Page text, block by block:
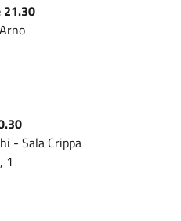
21.30
- Sala Crippa
1